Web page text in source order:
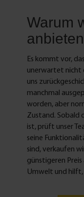
Warum
anbieten
Es kommt vor,
unerwartet nicht
uns
manchmal
worden, aber
Zustand. Sobald
ist, prüft unser
seine
sind, verkaufen
günstigeren
Umwelt und hilft,